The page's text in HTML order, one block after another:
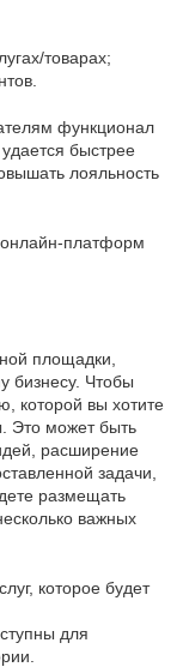
товарах;
функционал
быстрее
лояльность
платформ
площадки,
бизнесу. Чтобы
которой вы хотите
Это может быть
расширение
задачи,
размещать
важных
которое будет
для